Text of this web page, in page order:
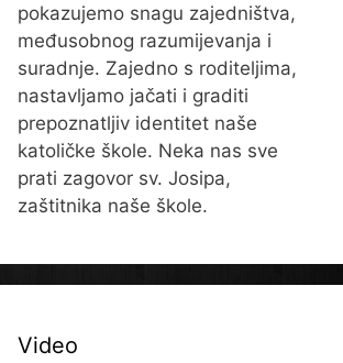
pokazujemo snagu zajedništva,
međusobnog razumijevanja i
suradnje. Zajedno s roditeljima,
nastavljamo jačati i graditi
prepoznatljiv identitet naše
katoličke škole. Neka nas sve
prati zagovor sv. Josipa,
zaštitnika naše škole.
Video